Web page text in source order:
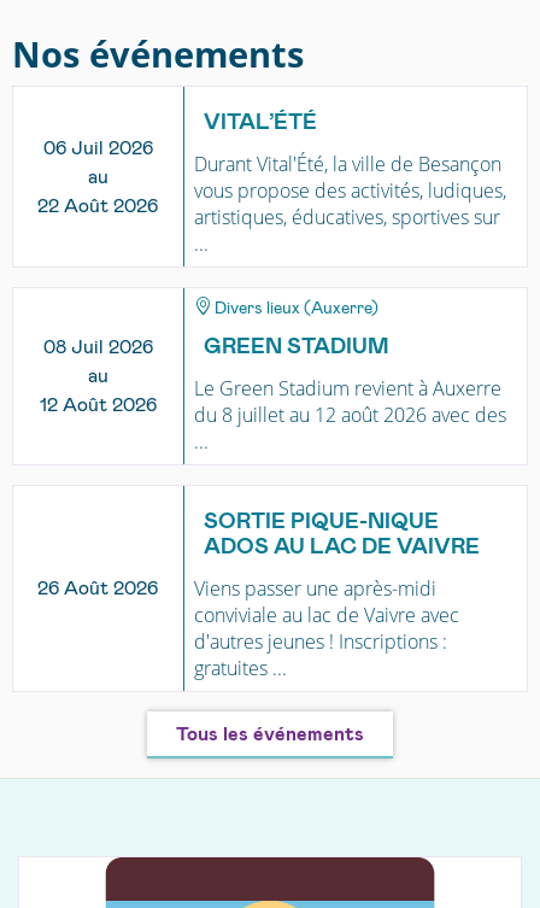
Nos événements
06 Juil 2026
au
22 Août 2026
VITAL’ÉTÉ
Durant Vital'Été, la ville de Besançon
vous propose des activités, ludiques,
artistiques, éducatives, sportives sur
...
08 Juil 2026
au
12 Août 2026
Divers lieux (Auxerre)
GREEN STADIUM
Le Green Stadium revient à Auxerre
du 8 juillet au 12 août 2026 avec des
...
26 Août 2026
SORTIE PIQUE-NIQUE
ADOS AU LAC DE VAIVRE
Viens passer une après-midi
conviviale au lac de Vaivre avec
d'autres jeunes ! Inscriptions :
gratuites ...
Tous les événements